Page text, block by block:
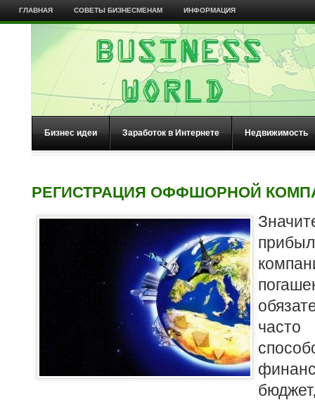
ГЛАВНАЯ СОВЕТЫ БИЗНЕСМЕНАМ ИНФОРМАЦИЯ
Бизнес идеи Заработок в Интернете Недвижимость
РЕГИСТРАЦИЯ ОФФШОРНОЙ